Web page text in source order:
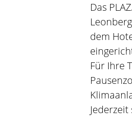
Das
dem
Für Ihre